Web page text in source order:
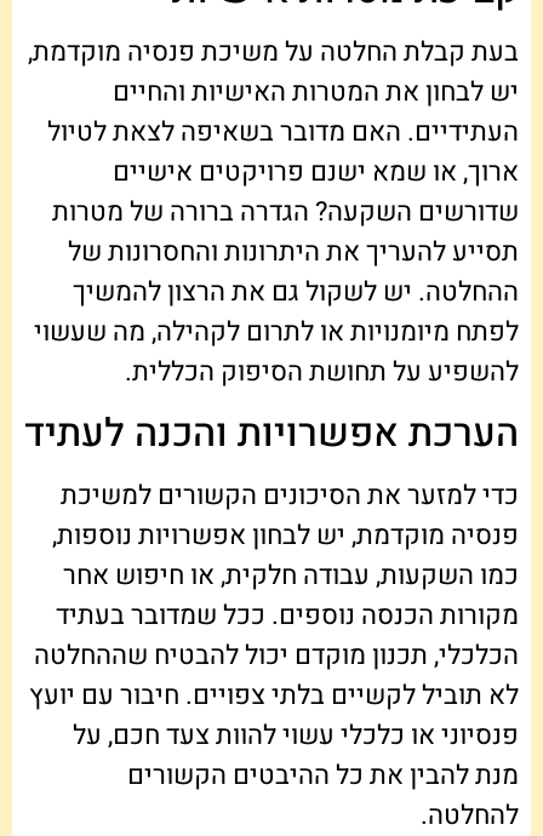
בעת קבלת החלטה על משיכת פנסיה מוקדמת,
יש לבחון את המטרות האישיות והחיים
העתידיים. האם מדובר בשאיפה לצאת לטיול
ארוך, או שמא ישנם פרויקטים אישיים
שדורשים השקעה? הגדרה ברורה של מטרות
תסייע להעריך את היתרונות והחסרונות של
ההחלטה. יש לשקול גם את הרצון להמשיך
לפתח מיומנויות או לתרום לקהילה, מה שעשוי
להשפיע על תחושת הסיפוק הכללית.
הערכת אפשרויות והכנה לעתיד
כדי למזער את הסיכונים הקשורים למשיכת
פנסיה מוקדמת, יש לבחון אפשרויות נוספות,
כמו השקעות, עבודה חלקית, או חיפוש אחר
מקורות הכנסה נוספים. ככל שמדובר בעתיד
הכלכלי, תכנון מוקדם יכול להבטיח שההחלטה
לא תוביל לקשיים בלתי צפויים. חיבור עם יועץ
פנסיוני או כלכלי עשוי להוות צעד חכם, על
מנת להבין את כל ההיבטים הקשורים
להחלטה.